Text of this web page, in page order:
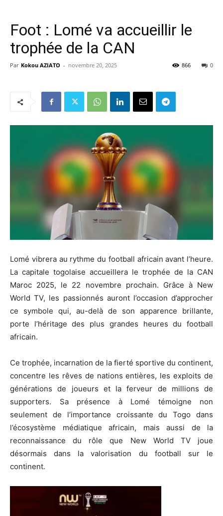
Foot : Lomé va accueillir le
trophée de la CAN
Par Kokou AZIATO - novembre 20, 2025 0
866
Lomé vibrera au rythme du football africain avant l’heure.
La capitale togolaise accueillera le trophée de la CAN
Maroc 2025, le 22 novembre prochain. Grâce à New
World TV, les passionnés auront l’occasion d’approcher
ce symbole qui, au-delà de son apparence brillante,
porte l’héritage des plus grandes heures du football
africain.
Ce trophée, incarnation de la fierté sportive du continent,
concentre les rêves de nations entières, les exploits de
générations de joueurs et la ferveur de millions de
supporters. Sa présence à Lomé témoigne non
seulement de l’importance croissante du Togo dans
l’écosystème médiatique africain, mais aussi de la
reconnaissance du rôle que New World TV joue
désormais dans la valorisation du football sur le
continent.